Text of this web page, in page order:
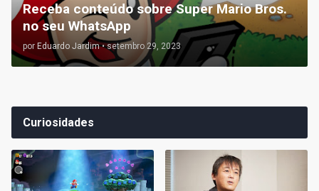
Receba conteúdo sobre Super Mario Bros.
no seu WhatsApp
por Eduardo Jardim • setembro 29, 2023
Curiosidades